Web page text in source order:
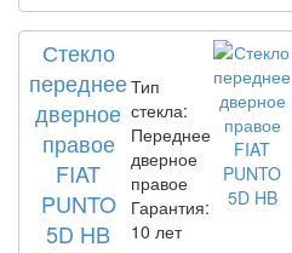
Стекло
переднее
дверное
правое
FIAT
PUNTO
5D HB
Тип
стекла:
Переднее
дверное
правое
Гарантия:
10 лет